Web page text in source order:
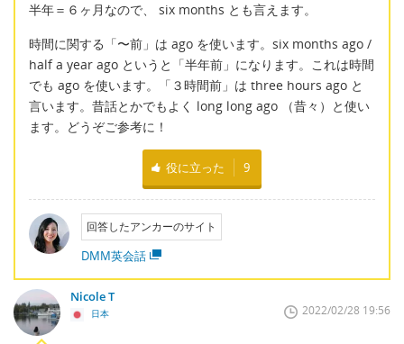
半年＝６ヶ月なので、 six months とも言えます。
時間に関する「〜前」は ago を使います。six months ago /
half a year ago というと「半年前」になります。これは時間
でも ago を使います。「３時間前」は three hours ago と
言います。昔話とかでもよく long long ago （昔々）と使い
ます。どうぞご参考に！
役に立った 9
回答したアンカーのサイト
DMM英会話
Nicole T
日本 2022/02/28 19:56